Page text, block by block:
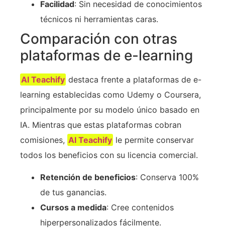
Facilidad: Sin necesidad de conocimientos
técnicos ni herramientas caras.
Comparación con otras
plataformas de e-learning
AI Teachify destaca frente a plataformas de e-
learning establecidas como Udemy o Coursera,
principalmente por su modelo único basado en
IA. Mientras que estas plataformas cobran
comisiones, AI Teachify le permite conservar
todos los beneficios con su licencia comercial.
Retención de beneficios: Conserva 100%
de tus ganancias.
Cursos a medida: Cree contenidos
hiperpersonalizados fácilmente.